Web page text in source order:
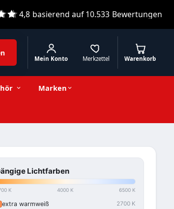
4,8 basierend auf10.533 Bewertungen
Merkzettel
Mein Konto Warenkorb
Marken
Lichtfarben
K 4000 K 6500 K
extra warmweiß 2700 K